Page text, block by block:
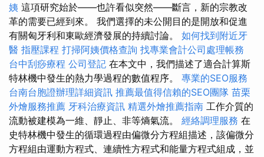
姨 這項研究始於——也許看似突然——斷言，新的宗教改
革的需要已經到來。 我們選擇的未公開目的是開放和促進
有關匈牙利和東歐經濟發展的持續討論。 如何找到附近牙
醫 指壓課程 打掃阿姨價格查詢 找專業會計公司處理帳務
台中刮痧療程 公司登記 在本文中，我們描述了適合計算斯
特林機中發生的熱力學過程的數值程序。 專業的SEO服務
台南台胞證辦理詳細資訊 推薦最值得信賴的SEO團隊 苗栗
外燴服務推薦 牙科治療資訊 精選外燴推薦指南 工作介質的
流動被建模為一維、靜止、非等熵氣流。 經絡調理服務 在
史特林機中發生的循環過程由偏微分方程組描述，該偏微分
方程組由運動方程式、連續性方程式和能量方程式組成，並